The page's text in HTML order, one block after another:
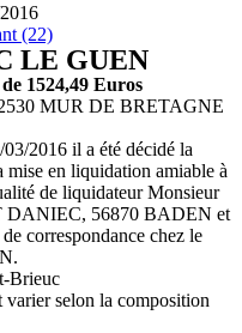
(22)
LE GUEN
1524,49 Euros
MUR DE BRETAGNE
2016 il a été décidé la
mise en liquidation amiable à
de liquidateur Monsieur
56870 BADEN et
correspondance chez le
Brieuc
varier selon la composition